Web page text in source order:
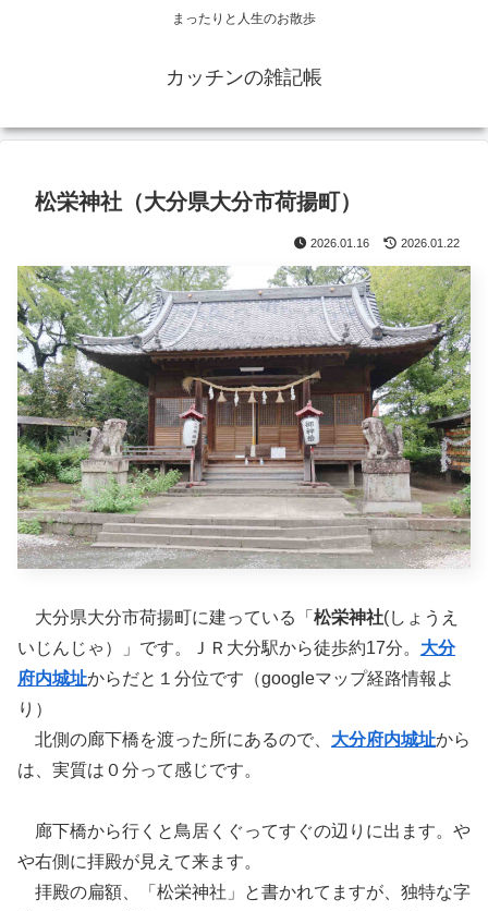
まったりと人生のお散歩
カッチンの雑記帳
松栄神社（大分県大分市荷揚町）
2026.01.16 2026.01.22
大分県大分市荷揚町に建っている「 松栄神社(しょうえ
いじんじゃ）」です。ＪＲ大分駅から徒歩約17分。 大分
府内城址からだと１分位です（googleマップ経路情報よ
り）
北側の廊下橋を渡った所にあるので、 大分府内城址から
は、実質は０分って感じです。
廊下橋から行くと鳥居くぐってすぐの辺りに出ます。や
や右側に拝殿が見えて来ます。
拝殿の扁額、「松栄神社」と書かれてますが、独特な字